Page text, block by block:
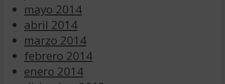
mayo 2014
abril 2014
marzo 2014
febrero 2014
enero 2014